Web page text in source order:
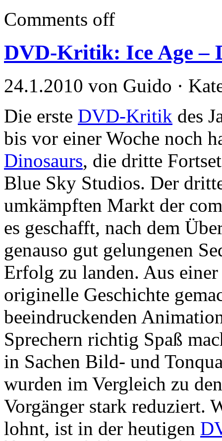
Comments off
DVD-Kritik: Ice Age –
24.1.2010 von Guido ·
Die erste DVD-Kritik des
bis vor einer Woche noch
Dinosaurs, die dritte
Blue Sky Studios. Der
umkämpften Markt der
es geschafft, nach dem
genauso gut gelungenen
Erfolg zu landen. Aus
originelle Geschichte
beeindruckenden
Sprechern richtig Spaß
in Sachen Bild- und
wurden im Vergleich zu
Vorgänger stark reduziert.
lohnt, ist in der heutigen